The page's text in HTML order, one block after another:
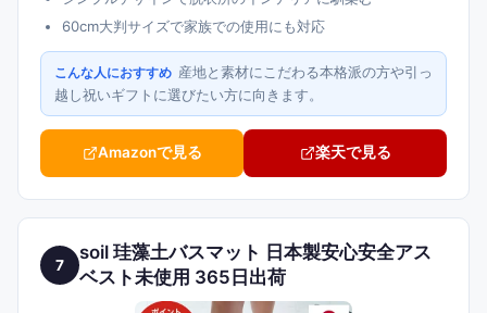
60cm大判サイズで家族での使用にも対応
こんな人におすすめ 産地と素材にこだわる本格派の方や引っ
越し祝いギフトに選びたい方に向きます。
Amazonで見る 楽天で見る
7
soil 珪藻土バスマット 日本製安心安全アス
ベスト未使用 365日出荷